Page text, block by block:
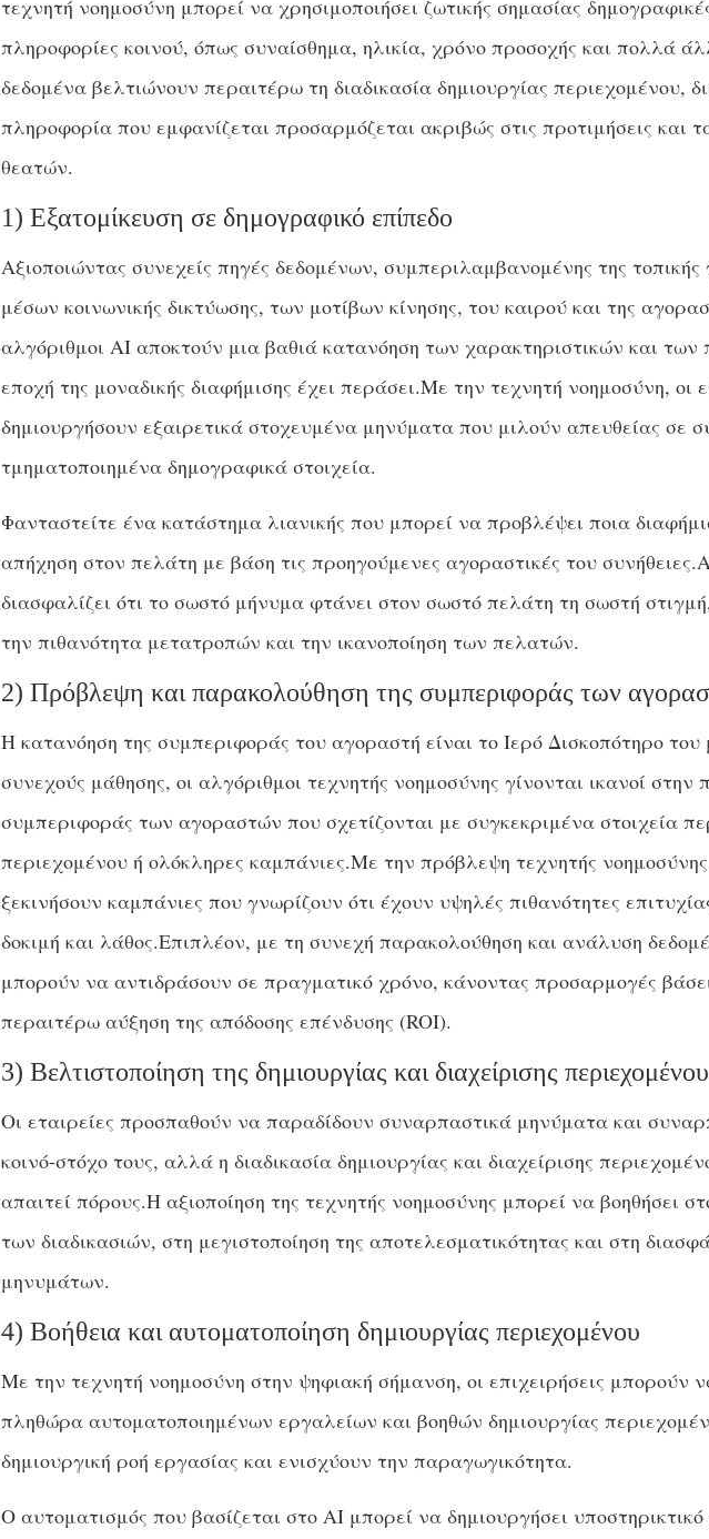
τεχνητή νοημοσύνη μπορεί να χρησιμοποιήσει ζωτικής σημασίας
πληροφορίες κοινού, όπως συναίσθημα, ηλικία, χρόνο προσοχής και πολλά
δεδομένα βελτιώνουν περαιτέρω τη διαδικασία δημιουργίας περιεχομένου,
πληροφορία που εμφανίζεται προσαρμόζεται ακριβώς στις προτιμήσεις και
θεατών.
1) Εξατομίκευση σε δημογραφικό επίπεδο
Αξιοποιώντας συνεχείς πηγές δεδομένων, συμπεριλαμβανομένης της
μέσων κοινωνικής δικτύωσης, των μοτίβων κίνησης, του καιρού και της
αλγόριθμοι AI αποκτούν μια βαθιά κατανόηση των χαρακτηριστικών και των
εποχή της μοναδικής διαφήμισης έχει περάσει.Με την τεχνητή νοημοσύνη, οι
δημιουργήσουν εξαιρετικά στοχευμένα μηνύματα που μιλούν απευθείας σε
τμηματοποιημένα δημογραφικά στοιχεία.
Φανταστείτε ένα κατάστημα λιανικής που μπορεί να προβλέψει ποια
απήχηση στον πελάτη με βάση τις προηγούμενες αγοραστικές του
διασφαλίζει ότι το σωστό μήνυμα φτάνει στον σωστό πελάτη τη σωστή
την πιθανότητα μετατροπών και την ικανοποίηση των πελατών.
2) Πρόβλεψη και παρακολούθηση της συμπεριφοράς των
Η κατανόηση της συμπεριφοράς του αγοραστή είναι το Ιερό Δισκοπότηρο
συνεχούς μάθησης, οι αλγόριθμοι τεχνητής νοημοσύνης γίνονται ικανοί στην
συμπεριφοράς των αγοραστών που σχετίζονται με συγκεκριμένα στοιχεία
περιεχομένου ή ολόκληρες καμπάνιες.Με την πρόβλεψη τεχνητής
ξεκινήσουν καμπάνιες που γνωρίζουν ότι έχουν υψηλές πιθανότητες
δοκιμή και λάθος.Επιπλέον, με τη συνεχή παρακολούθηση και ανάλυση
μπορούν να αντιδράσουν σε πραγματικό χρόνο, κάνοντας προσαρμογές
περαιτέρω αύξηση της απόδοσης επένδυσης (ROI).
3) Βελτιστοποίηση της δημιουργίας και διαχείρισης περιεχομένου
Οι εταιρείες προσπαθούν να παραδίδουν συναρπαστικά μηνύματα και
κοινό-στόχο τους, αλλά η διαδικασία δημιουργίας και διαχείρισης
απαιτεί πόρους.Η αξιοποίηση της τεχνητής νοημοσύνης μπορεί να βοηθήσει
των διαδικασιών, στη μεγιστοποίηση της αποτελεσματικότητας και στη
μηνυμάτων.
4) Βοήθεια και αυτοματοποίηση δημιουργίας περιεχομένου
Με την τεχνητή νοημοσύνη στην ψηφιακή σήμανση, οι επιχειρήσεις μπορούν
πληθώρα αυτοματοποιημένων εργαλείων και βοηθών δημιουργίας
δημιουργική ροή εργασίας και ενισχύουν την παραγωγικότητα.
Ο αυτοματισμός που βασίζεται στο AI μπορεί να δημιουργήσει